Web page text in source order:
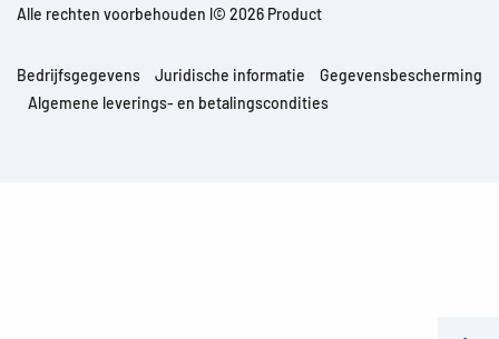
Alle rechten voorbehouden l© 2026 Product
Bedrijfsgegevens Juridische informatie
Gegevensbescherming
Algemene leverings- en betalingscondities